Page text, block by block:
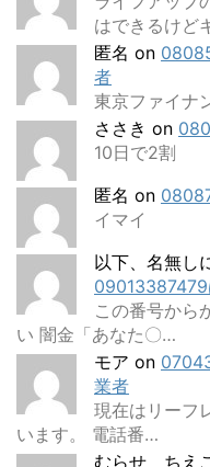
はできるけど
匿名 on
者
東京ファイナ
ささき on
10日で2割
匿名 on
イマイ
以下、名無し
この番号から
い 闇金「あなた〇…
モア on
業者
現在はリーフ
います。 電話番…
むらせ ちえ